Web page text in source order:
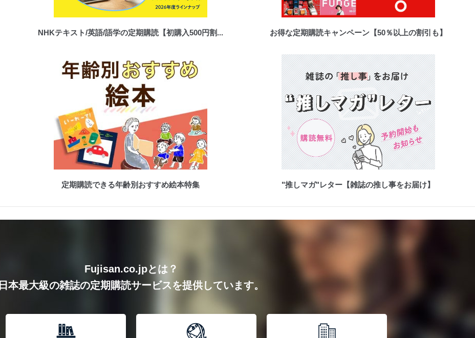
NHKテキスト/英語/語学の定期購読【初購入500円割...
お得な定期購読キャンペーン【50％以上の割引も】
定期購読できる年齢別おすすめ絵本特集
"推しマガ"レター【雑誌の推し事をお届け】
Fujisan.co.jpとは？
日本最大級の雑誌の定期購読サービスを提供しています。